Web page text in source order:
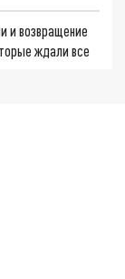
и возвращение
ждали все